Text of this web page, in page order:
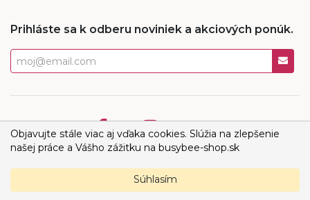
Prihláste sa k odberu noviniek a akciových ponúk.
Všetky práva vyhradené: Juvenia, s.r.o.
Objavujte stále viac aj vďaka cookies. Slúžia na zlepšenie
našej práce a Vášho zážitku na busybee-shop.sk
Súhlasím